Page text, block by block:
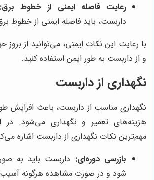
رعایت فاصله ایمنی از خطوط برق:
داربست، باید فاصله ایمنی از خطوط
با رعایت این نکات ایمنی، می‌توانید از بروز
و از داربست به طور ایمن استفاده کنید.
نگهداری از داربست
نگهداری مناسب از داربست، باعث افزایش
هزینه‌های تعمیر و نگهداری می‌شود. در
مهم‌ترین نکات نگهداری از داربست اشاره
بازرسی دوره‌ای: داربست باید به
شود و در صورت مشاهده هرگونه